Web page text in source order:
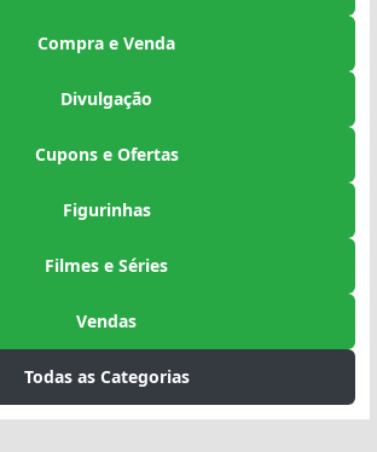
Compra e Venda
Divulgação
Cupons e Ofertas
Figurinhas
Filmes e Séries
Vendas
Todas as Categorias